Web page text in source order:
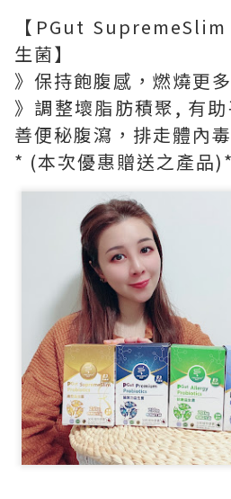
【PGut
生菌】
》保持飽腹感，燃燒更
》調整壞脂肪積聚, 有
善便秘腹瀉，排走體內
* (本次優惠贈送之產品)*